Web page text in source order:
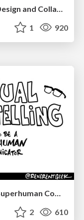
1 920
Visual Storytelling: How to be a Superhuman Communicator
2 610